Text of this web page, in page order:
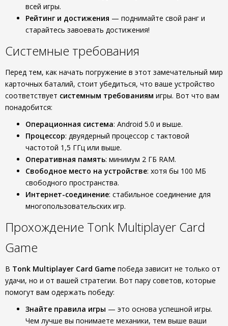
всей игры.
Рейтинг и достижения — поднимайте свой ранг и
старайтесь завоевать достижения!
Системные требования
Перед тем, как начать погружение в этот замечательный мир
карточных баталий, стоит убедиться, что ваше устройство
соответствует системным требованиям игры. Вот что вам
понадобится:
Операционная система: Android 5.0 и выше.
Процессор: двуядерный процессор с тактовой
частотой 1,5 ГГц или выше.
Оперативная память: минимум 2 ГБ RAM.
Свободное место на устройстве: хотя бы 100 МБ
свободного пространства.
Интернет-соединение: стабильное соединение для
многопользовательских игр.
Прохождение Tonk Multiplayer Card
Game
В Tonk Multiplayer Card Game победа зависит не только от
удачи, но и от вашей стратегии. Вот пару советов, которые
помогут вам одержать победу:
Знайте правила игры — это основа успешной игры.
Чем лучше вы понимаете механики, тем выше ваши